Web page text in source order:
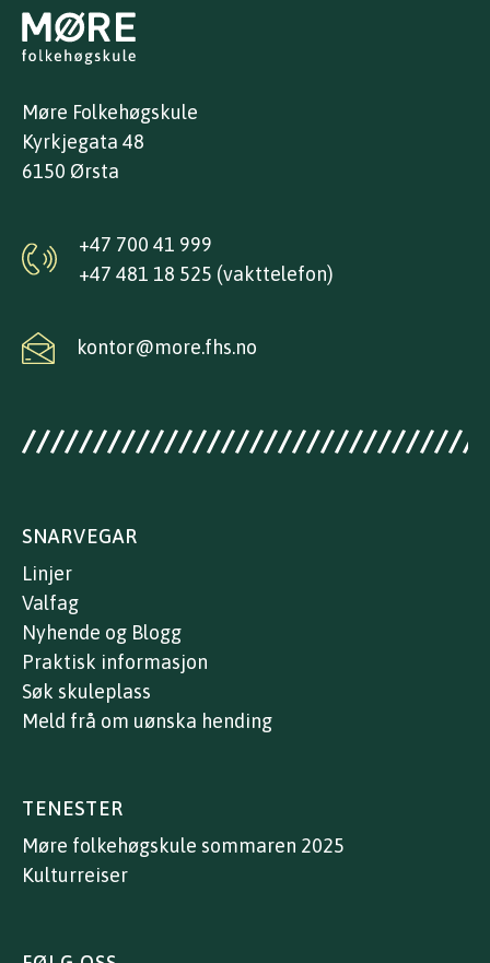
Møre Folkehøgskule
Kyrkjegata 48
6150 Ørsta
+47 700 41 999
+47 481 18 525 (vakttelefon)
kontor@more.fhs.no
SNARVEGAR
Linjer
Valfag
Nyhende og Blogg
Praktisk informasjon
Søk skuleplass
Meld frå om uønska hending
TENESTER
Møre folkehøgskule sommaren 2025
Kulturreiser